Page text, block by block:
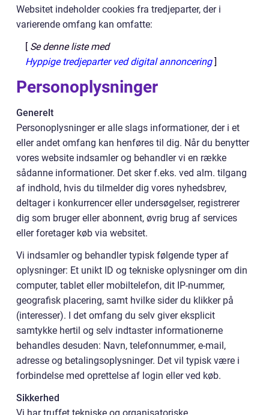
Websitet indeholder cookies fra tredjeparter, der i
varierende omfang kan omfatte:
[ Se denne liste med
Hyppige tredjeparter ved digital annoncering]
Personoplysninger
Generelt
Personoplysninger er alle slags informationer, der i et
eller andet omfang kan henføres til dig. Når du benytter
vores website indsamler og behandler vi en række
sådanne informationer. Det sker f.eks. ved alm. tilgang
af indhold, hvis du tilmelder dig vores nyhedsbrev,
deltager i konkurrencer eller undersøgelser, registrerer
dig som bruger eller abonnent, øvrig brug af services
eller foretager køb via websitet.
Vi indsamler og behandler typisk følgende typer af
oplysninger: Et unikt ID og tekniske oplysninger om din
computer, tablet eller mobiltelefon, dit IP-nummer,
geografisk placering, samt hvilke sider du klikker på
(interesser). I det omfang du selv giver eksplicit
samtykke hertil og selv indtaster informationerne
behandles desuden: Navn, telefonnummer, e-mail,
adresse og betalingsoplysninger. Det vil typisk være i
forbindelse med oprettelse af login eller ved køb.
Sikkerhed